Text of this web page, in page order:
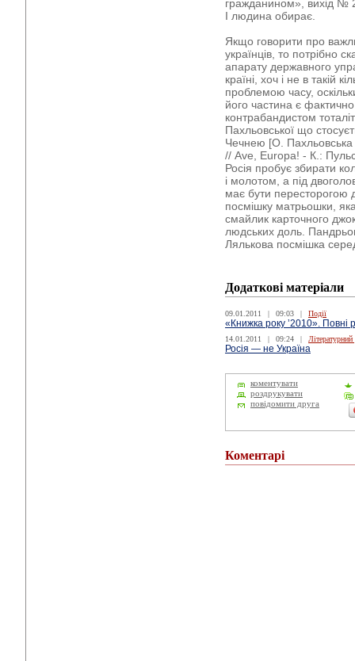
гражданином», вихід №
І людина обирає.
Якщо говорити про
українців, то потрібно
апарату державного
країні, хоч і не в такій
проблемою часу,
його частина є
контрабандистом
Пахльовської що
Чечнею [О. Пахльовська
// Ave, Europa! - К.:
Росія пробує збирати
і молотом, а під
має бути пересторогою
посмішку матрьошки,
смайлик карточного
людських доль.
Лялькова посмішка
Додаткові матеріали
09.01.2011 | 09:03 | Події
«Книжка року ’2010». Повні
14.01.2011 | 09:24 |
Росія — не Україна
коментувати
роздрукувати
повідомити друга
Коментарі